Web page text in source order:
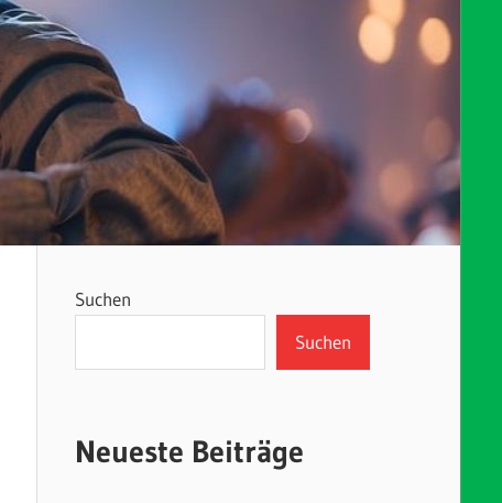
Suchen
Suchen
Neueste Beiträge